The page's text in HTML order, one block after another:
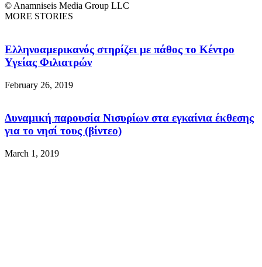
© Anamniseis Media Group LLC
MORE STORIES
Ελληνοαμερικανός στηρίζει με πάθος το Κέντρο
Υγείας Φιλιατρών
February 26, 2019
Δυναμική παρουσία Νισυρίων στα εγκαίνια έκθεσης
για το νησί τους (βίντεο)
March 1, 2019